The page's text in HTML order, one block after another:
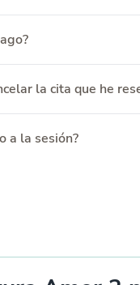
la cita que he
a la sesión?